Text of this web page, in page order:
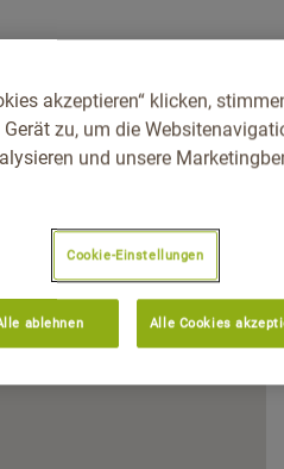
akzeptieren“ klicken,
zu, um die
und unsere
Cookie-Einstellungen
ablehnen Alle Cookies